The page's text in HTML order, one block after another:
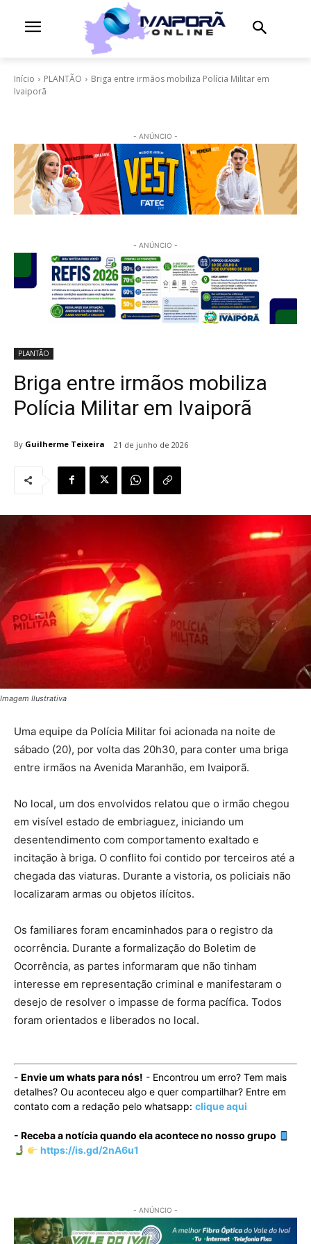
Início PLANTÃO
Briga entre irmãos mobiliza Polícia Militar em
Ivaiporã
- ANÚNCIO -
- ANÚNCIO -
PLANTÃO
Briga entre irmãos mobiliza
Polícia Militar em Ivaiporã
By Guilherme Teixeira 21 de junho de 2026
Imagem Ilustrativa
Uma equipe da Polícia Militar foi acionada na noite de
sábado (20), por volta das 20h30, para conter uma briga
entre irmãos na Avenida Maranhão, em Ivaiporã.
No local, um dos envolvidos relatou que o irmão chegou
em visível estado de embriaguez, iniciando um
desentendimento com comportamento exaltado e
incitação à briga. O conflito foi contido por terceiros até a
chegada das viaturas. Durante a vistoria, os policiais não
localizaram armas ou objetos ilícitos.
Os familiares foram encaminhados para o registro da
ocorrência. Durante a formalização do Boletim de
Ocorrência, as partes informaram que não tinham
interesse em representação criminal e manifestaram o
desejo de resolver o impasse de forma pacífica. Todos
foram orientados e liberados no local.
- Envie um whats para nós! - Encontrou um erro? Tem mais
detalhes? Ou aconteceu algo e quer compartilhar? Entre em
contato com a redação pelo whatsapp: clique aqui
- Receba a notícia quando ela acontece no nosso grupo
https://is.gd/2nA6u1
- ANÚNCIO -